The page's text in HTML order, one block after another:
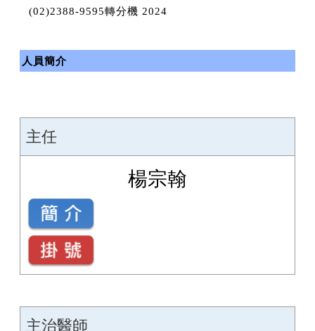
(02)2388-9595轉分機 2024
人員簡介
主任
楊宗翰
主治醫師